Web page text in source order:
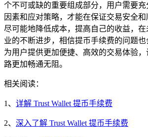
个不可或缺的重要组成部分，用户需要
因素和应对策略，才能在保证交易安全和
尽可能地降低成本，提高自己的收益，
业的不断进步，相信提币手续费的问题也
为用户提供更加便捷、高效的交易体验
路更加畅通无阻。
相关阅读：
1、 详解 Trust Wallet 提币手续费
2、 深入了解 Trust Wallet 提币手续费